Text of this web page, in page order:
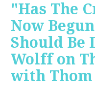
"Has The
Now
Should Be
Wolff on
with